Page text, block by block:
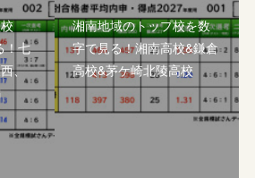
！七
、
湘南地域のトップ校を数
字で見る！湘南高校&鎌倉
高校&茅ケ崎北陵高校